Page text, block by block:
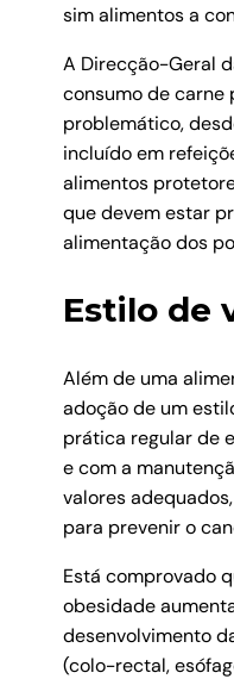
sim alimentos a
A Direcção-Geral
consumo de carne
problemático,
incluído em
alimentos
que devem estar
alimentação dos
Estilo de
Além de uma
adoção de um
prática regular de
e com a
valores
para prevenir o
Está comprovado
obesidade
desenvolvimento
(colo-rectal,